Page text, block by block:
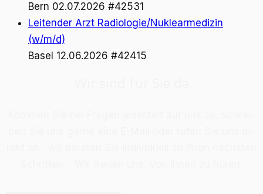
Bern 02.07.2026 #42531
Leitender Arzt Radiologie/Nuklearmedizin
(w/m/d)
Basel 12.06.2026 #42415